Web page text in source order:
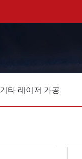
기타 레이저 가공